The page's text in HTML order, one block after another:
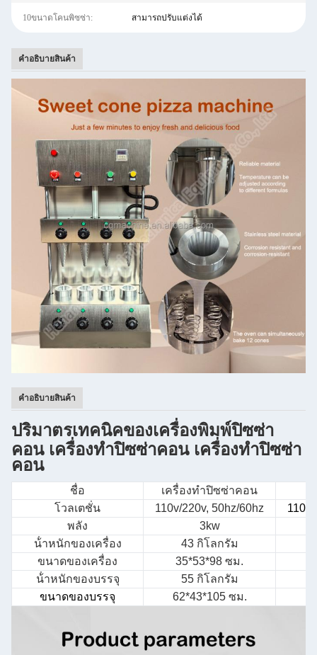
10ขนาดโคนพิซซ่า: สามารถปรับแต่งได้
คําอธิบายสินค้า
คําอธิบายสินค้า
ปริมาตรเทคนิคของเครื่องพิมพ์ปิซซ่า
คอน เครื่องทําปิซซ่าคอน เครื่องทําปิซซ่า
คอน
ชื่อ
เครื่องทําปิซซ่าคอน
โวลเตชั่น
110v/220v, 50hz/60hz
พลัง
3kw
น้ําหนักของเครื่อง
43 กิโลกรัม
ขนาดของเครื่อง
35*53*98 ซม.
น้ําหนักของบรรจุ
55 กิโลกรัม
ขนาดของบรรจุ
62*43*105 ซม.